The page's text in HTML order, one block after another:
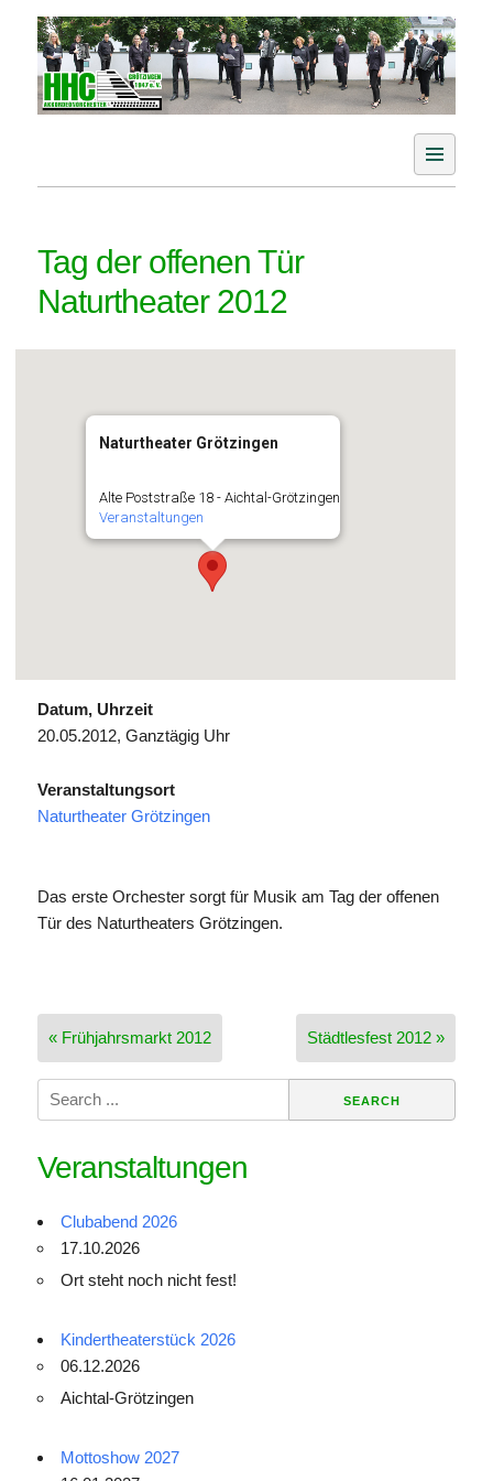
content
Grötzingen e. V.
Tag der offenen Tür
Naturtheater 2012
Naturtheater Grötzingen
Alte Poststraße 18 - Aichtal-Grötzingen
Veranstaltungen
Datum, Uhrzeit
20.05.2012, Ganztägig Uhr
Veranstaltungsort
Naturtheater Grötzingen
Das erste Orchester sorgt für Musik am Tag der offenen
Tür des Naturtheaters Grötzingen.
Beitragsnavigation
« Frühjahrsmarkt 2012 Städtlesfest 2012 »
Search
for:
Veranstaltungen
Clubabend 2026
17.10.2026
Ort steht noch nicht fest!
Kindertheaterstück 2026
06.12.2026
Aichtal-Grötzingen
Mottoshow 2027